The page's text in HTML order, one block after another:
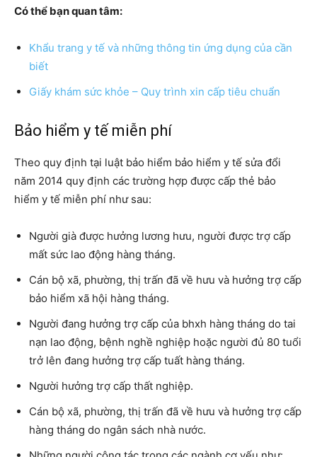
Có thể bạn quan tâm:
Khẩu trang y tế và những thông tin ứng dụng của cần
biết
Giấy khám sức khỏe – Quy trình xin cấp tiêu chuẩn
Bảo hiểm y tế miễn phí
Theo quy định tại luật bảo hiểm bảo hiểm y tế sửa đổi
năm 2014 quy định các trường hợp được cấp thẻ bảo
hiểm y tế miễn phí như sau:
Người già được hưởng lương hưu, người được trợ cấp
mất sức lao động hàng tháng.
Cán bộ xã, phường, thị trấn đã về hưu và hưởng trợ cấp
bảo hiểm xã hội hàng tháng.
Người đang hưởng trợ cấp của bhxh hàng tháng do tai
nạn lao động, bệnh nghề nghiệp hoặc người đủ 80 tuổi
trở lên đang hưởng trợ cấp tuất hàng tháng.
Người hưởng trợ cấp thất nghiệp.
Cán bộ xã, phường, thị trấn đã về hưu và hưởng trợ cấp
hàng tháng do ngân sách nhà nước.